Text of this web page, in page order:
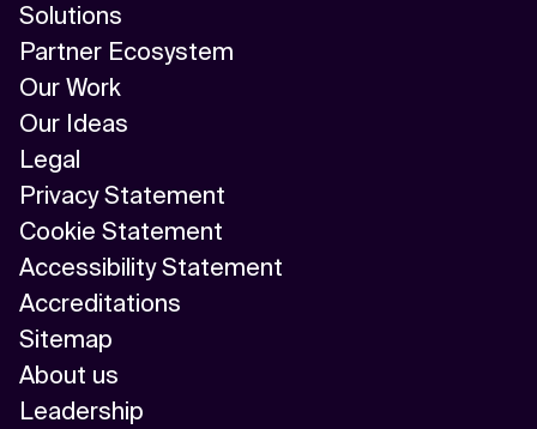
Solutions
Partner Ecosystem
Our Work
Our Ideas
Legal
Privacy Statement
Cookie Statement
Accessibility Statement
Accreditations
Sitemap
About us
Leadership